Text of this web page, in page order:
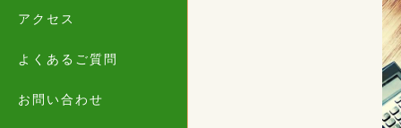
アクセス
よくあるご質問
お問い合わせ